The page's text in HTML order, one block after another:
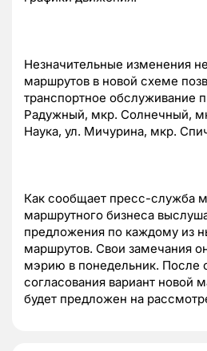
Незначительные изменения
маршрутов в новой схеме
транспортное обслуживание
Радужный, мкр. Солнечный,
Наука, ул. Мичурина, мкр.
Как сообщает пресс-служба
маршрутного бизнеса
предложения по каждому из
маршрутов. Свои замечания
мэрию в понедельник. После
согласования вариант новой
будет предложен на